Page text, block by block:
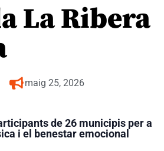
La Ribera
maig 25, 2026
de 26 municipis per a
i el benestar emocional